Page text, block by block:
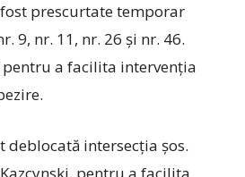
prescurtate temporar
9, nr. 11, nr. 26 și nr. 46.
a facilita intervenția
deblocată intersecția șos.